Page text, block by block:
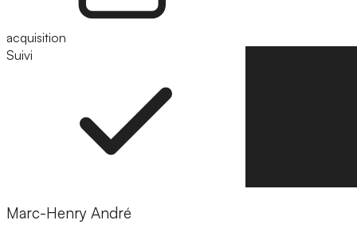
acquisition
Suivi
Marc-Henry André